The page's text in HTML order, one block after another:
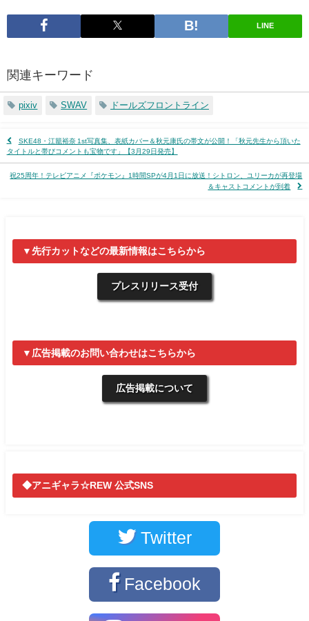
LINE
関連キーワード
pixiv SWAV ドールズフロントライン
SKE48・江籠裕奈 1st写真集、表紙カバー＆秋元康氏の帯文が公開！「秋元先生から頂いた
タイトルと帯びコメントも宝物です」【3月29日発売】
祝25周年！テレビアニメ『ポケモン』1時間SPが4月1日に放送！シトロン、ユリーカが再登場
＆キャストコメントが到着
▼先行カットなどの最新情報はこちらから
プレスリリース受付
▼広告掲載のお問い合わせはこちらから
広告掲載について
◆アニギャラ☆REW 公式SNS
Twitter
Facebook